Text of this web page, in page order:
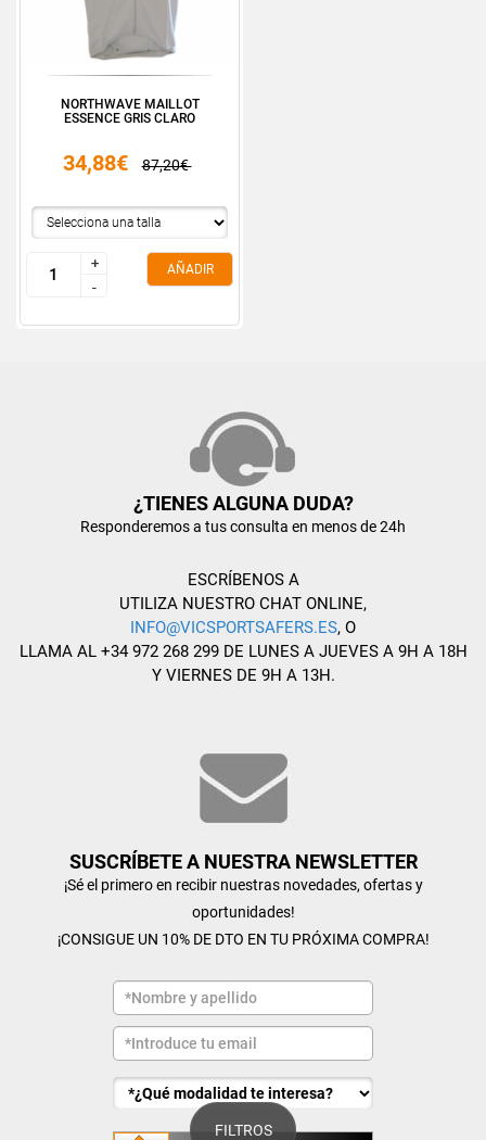
FILTROS
NORTHWAVE MAILLOT
ESSENCE GRIS CLARO
34,88€ 87,20€
+
-
+
-
AÑADIR
¿TIENES ALGUNA DUDA?
Responderemos a tus consulta en menos de 24h
ESCRÍBENOS A
UTILIZA NUESTRO CHAT ONLINE,
INFO@VICSPORTSAFERS.ES, O
LLAMA AL +34 972 268 299 DE LUNES A JUEVES A 9H A 18H
Y VIERNES DE 9H A 13H.
SUSCRÍBETE A NUESTRA NEWSLETTER
¡Sé el primero en recibir nuestras novedades, ofertas y
oportunidades!
¡CONSIGUE UN 10% DE DTO EN TU PRÓXIMA COMPRA!